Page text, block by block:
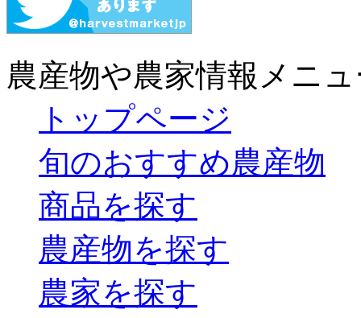
農産物や農家情報メニ
トップページ
旬のおすすめ農産物
商品を探す
農産物を探す
農家を探す